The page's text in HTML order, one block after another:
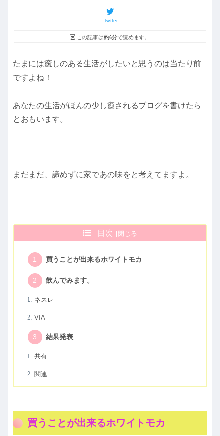
Twitter
この記事は約6分で読めます。
たまには癒しのある生活がしたいと思うのは当たり前
ですよね！
あなたの生活がほんの少し癒されるブログを書けたら
とおもいます。
まだまだ、諦めずに家であの味をと考えてますよ。
目次
買うことが出来るホワイトモカ
飲んでみます。
ネスレ
VIA
結果発表
共有:
関連
買うことが出来るホワイトモカ